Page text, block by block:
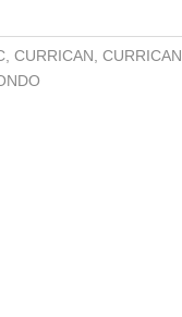
, CURRICAN, CURRICAN